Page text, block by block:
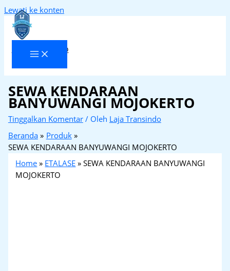
Lewati ke konten
Laja Transindo
SEWA KENDARAAN
BANYUWANGI MOJOKERTO
Tinggalkan Komentar / Oleh Laja Transindo
Beranda
Produk
SEWA KENDARAAN BANYUWANGI MOJOKERTO
Home » ETALASE »SEWA KENDARAAN BANYUWANGI
MOJOKERTO